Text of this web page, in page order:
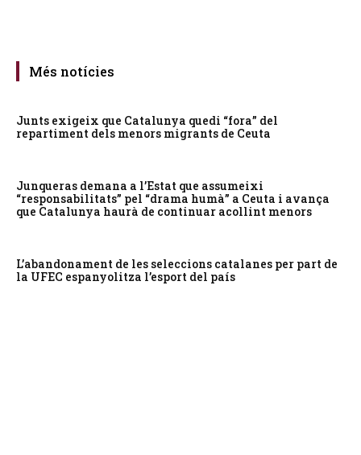
Més notícies
Junts exigeix que Catalunya quedi “fora” del
repartiment dels menors migrants de Ceuta
Junqueras demana a l’Estat que assumeixi
“responsabilitats” pel “drama humà” a Ceuta i avança
que Catalunya haurà de continuar acollint menors
L’abandonament de les seleccions catalanes per part de
la UFEC espanyolitza l’esport del país